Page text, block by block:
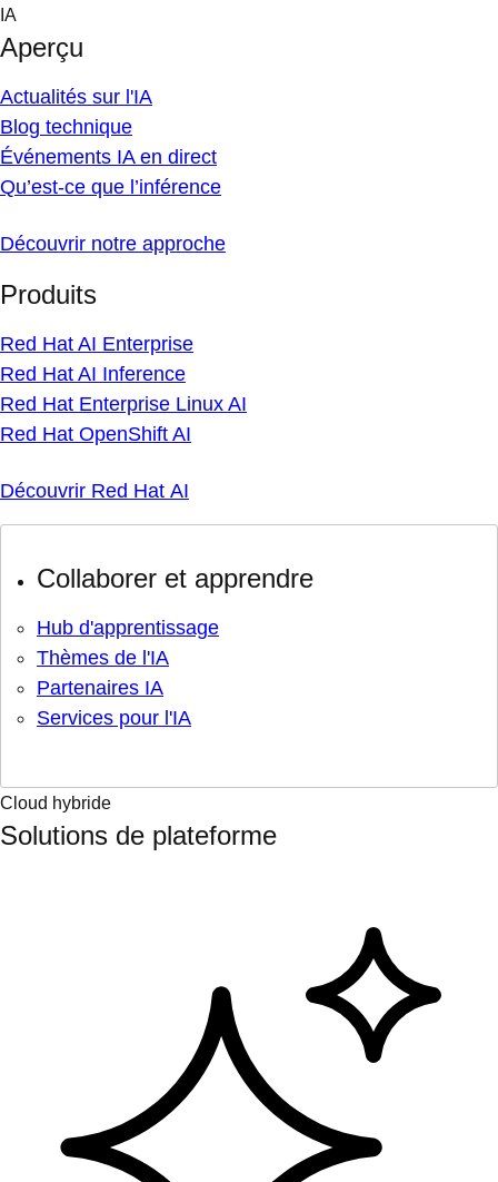
Skip
content
IA
Aperçu
Actualités sur l'IA
Blog technique
Événements IA en direct
Qu’est-ce que l’inférence
Découvrir notre approche
Produits
Red Hat AI Enterprise
Red Hat AI Inference
Red Hat Enterprise Linux AI
Red Hat OpenShift AI
Découvrir Red Hat AI
Collaborer et apprendre
Hub d'apprentissage
Thèmes de l'IA
Partenaires IA
Services pour l'IA
Cloud hybride
Solutions de plateforme